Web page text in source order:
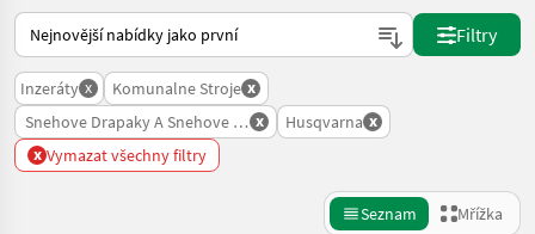
Takto se řadí nabídky na Landwirt.com
Filtry
Inzeráty x Komunalne Stroje x
Snehove Drapaky A Snehove Frezy
x Husqvarna x
x Vymazat všechny filtry
Seznam Mřížka